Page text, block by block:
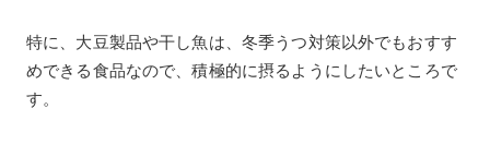
特に、大豆製品や干し魚は、冬季うつ対策以外でもおすす
めできる食品なので、積極的に摂るようにしたいところで
す。